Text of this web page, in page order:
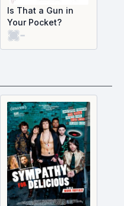
Is That a Gun in
Your Pocket?
-